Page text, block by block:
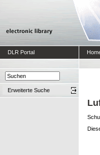
DLR Portal
Erweiterte Suche